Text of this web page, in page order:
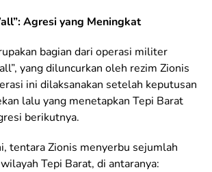
Agresi yang Meningkat
bagian dari operasi militer
yang diluncurkan oleh rezim Zionis
ini dilaksanakan setelah keputusan
lalu yang menetapkan Tepi Barat
berikutnya.
tentara Zionis menyerbu sejumlah
Tepi Barat, di antaranya: